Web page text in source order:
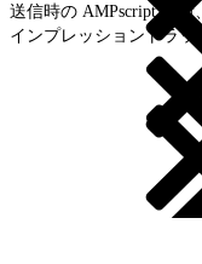
送信時の AMPscript 更
インプレッショントラッ